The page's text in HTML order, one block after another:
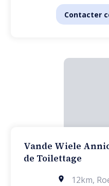
Contacter
Vande Wiele
de Toilettage
12km,